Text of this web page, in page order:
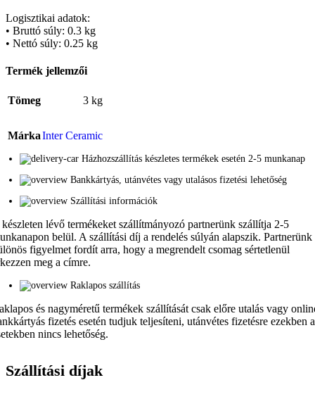
Logisztikai adatok:
• Bruttó súly: 0.3 kg
• Nettó súly: 0.25 kg
Termék jellemzői
Tömeg 3 kg
MárkaInter Ceramic
Házhozszállítás készletes termékek esetén 2-5 munkanap
Bankkártyás, utánvétes vagy utalásos fizetési lehetőség
Szállítási információk
lévő termékeket szállítmányozó partnerünk szállítja 2-5
belül. A szállítási díj a rendelés súlyán alapszik. Partnerünk
figyelmet fordít arra, hogy a megrendelt csomag sértetlenül
meg a címre.
Raklapos szállítás
és nagyméretű termékek szállítását csak előre utalás vagy
fizetés esetén tudjuk teljesíteni, utánvétes fizetésre ezekben
nincs lehetőség.
Szállítási díjak